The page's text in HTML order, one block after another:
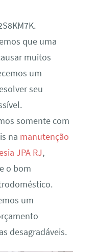
que uma
muitos
um
seu
somente com
na manutenção
JPA RJ,
o bom
um
desagradáveis.